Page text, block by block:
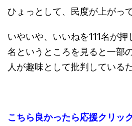
ひょっとして、民度が上がっ
いやいや、いいねを111名が
名というところを見ると一部
人が趣味として批判している
こちら良かったら応援クリッ